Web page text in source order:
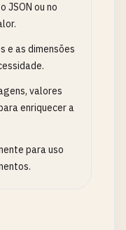
JSON ou no
e as dimensões
valores
enriquecer a
para uso